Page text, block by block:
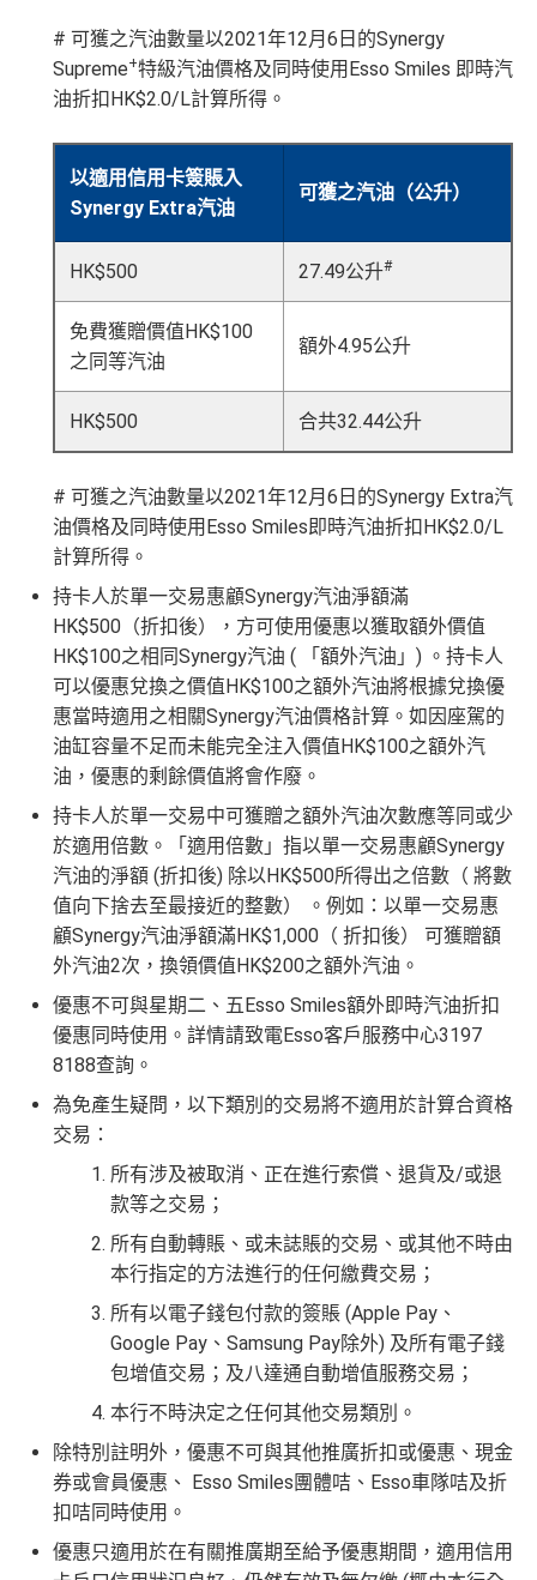
# 可獲之汽油數量以2021年12月6日的Synergy
Supreme+特級汽油價格及同時使用Esso Smiles 即時汽
油折扣HK$2.0/L計算所得。
以適用信用卡簽賬入
Synergy Extra汽油
可獲之汽油（公升）
HK$500 27.49公升#
免費獲贈價值HK$100
之同等汽油
額外4.95公升
HK$500 合共32.44公升
# 可獲之汽油數量以2021年12月6日的Synergy Extra汽
油價格及同時使用Esso Smiles即時汽油折扣HK$2.0/L
計算所得。
持卡人於單一交易惠顧Synergy汽油淨額滿
HK$500（折扣後），方可使用優惠以獲取額外價值
HK$100之相同Synergy汽油 ( 「額外汽油」) 。持卡人
可以優惠兌換之價值HK$100之額外汽油將根據兌換優
惠當時適用之相關Synergy汽油價格計算。如因座駕的
油缸容量不足而未能完全注入價值HK$100之額外汽
油，優惠的剩餘價值將會作廢。
持卡人於單一交易中可獲贈之額外汽油次數應等同或少
於適用倍數。「適用倍數」指以單一交易惠顧Synergy
汽油的淨額 (折扣後) 除以HK$500所得出之倍數（ 將數
值向下捨去至最接近的整數） 。例如：以單一交易惠
顧Synergy汽油淨額滿HK$1,000（ 折扣後） 可獲贈額
外汽油2次，換領價值HK$200之額外汽油。
優惠不可與星期二、五Esso Smiles額外即時汽油折扣
優惠同時使用。詳情請致電Esso客戶服務中心3197
8188查詢。
為免產生疑問，以下類別的交易將不適用於計算合資格
交易：
所有涉及被取消、正在進行索償、退貨及/或退
款等之交易；
所有自動轉賬、或未誌賬的交易、或其他不時由
本行指定的方法進行的任何繳費交易；
所有以電子錢包付款的簽賬 (Apple Pay、
Google Pay、Samsung Pay除外) 及所有電子錢
包增值交易；及八達通自動增值服務交易；
本行不時決定之任何其他交易類別。
除特別註明外，優惠不可與其他推廣折扣或優惠、現金
券或會員優惠、 Esso Smiles團體咭、Esso車隊咭及折
扣咭同時使用。
優惠只適用於在有關推廣期至給予優惠期間，適用信用